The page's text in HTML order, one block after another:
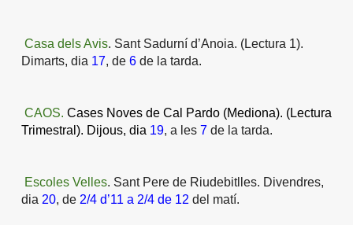
Casa dels Avis. Sant Sadurní d’Anoia. (Lectura 1).
Dimarts, dia 17, de 6de la tarda.
CAOS. Cases Noves de Cal Pardo (Mediona). (Lectura
Trimestral). Dijous, dia 19, a les 7de la tarda.
Escoles Velles. Sant Pere de Riudebitlles. Divendres,
dia 20, de 2/4 d’11 a 2/4 de 12 del matí.